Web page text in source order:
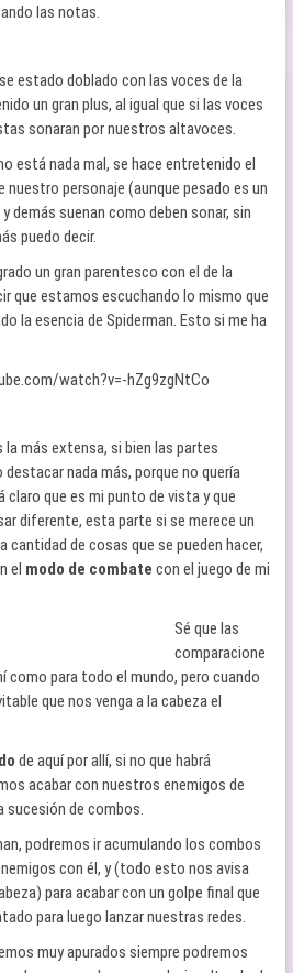
las notas.
estado doblado con las voces de la
un gran plus, al igual que si las voces
sonaran por nuestros altavoces.
está nada mal, se hace entretenido el
personaje (aunque pesado es un
suenan como deben sonar, sin
puedo decir.
un gran parentesco con el de la
que estamos escuchando lo mismo que
la esencia de Spiderman. Esto si me ha
watch?v=-hZg9zgNtCo
más extensa, si bien las partes
nada más, porque no quería
que es mi punto de vista y que
diferente, esta parte si se merece un
de cosas que se pueden hacer,
el modo de combate con el juego de mi
Sé que las
comparacione
como para todo el mundo, pero cuando
que nos venga a la cabeza el
de aquí por allí, si no que habrá
acabar con nuestros enemigos de
sucesión de combos.
podremos ir acumulando los combos
con él, y (todo esto nos avisa
para acabar con un golpe final que
para luego lanzar nuestras redes.
muy apurados siempre podremos